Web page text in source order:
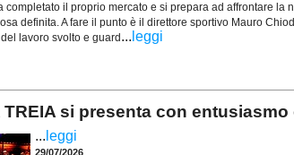
completato il proprio mercato e si prepara ad affrontare la
definita. A fare il punto è il direttore sportivo Mauro
lavoro svolto e guard ... leggi
TREIA si presenta con
... leggi
29/07/2026